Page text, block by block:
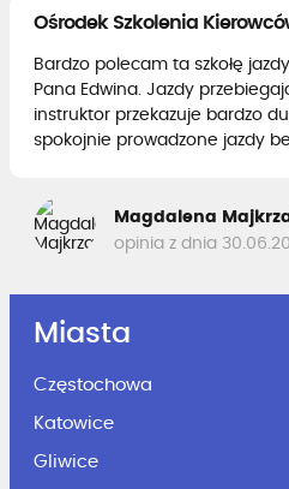
Ośrodek Szkolenia
Bardzo polecam ta szkołę
Pana Edwina. Jazdy
instruktor przekazuje bardzo
spokojnie prowadzone jazdy
Magdalena
opinia z dnia
Miasta
Częstochowa
Katowice
Gliwice